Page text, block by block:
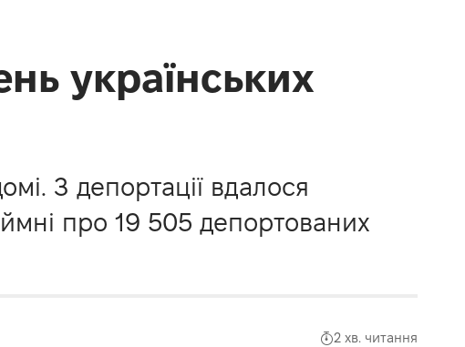
українських
З депортації вдалося
про 19 505 депортованих
2 хв. читання